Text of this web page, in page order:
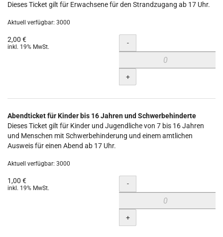
Dieses Ticket gilt für Erwachsene für den Strandzugang ab 17 Uhr.
Aktuell verfügbar: 3000
2,00 €
inkl. 19% MwSt. Menge
-
+
Abendticket für Kinder bis 16 Jahren und Schwerbehinderte
Dieses Ticket gilt für Kinder und Jugendliche von 7 bis 16 Jahren
und Menschen mit Schwerbehinderung und einem amtlichen
Ausweis für einen Abend ab 17 Uhr.
Aktuell verfügbar: 3000
1,00 €
inkl. 19% MwSt. Menge
-
+